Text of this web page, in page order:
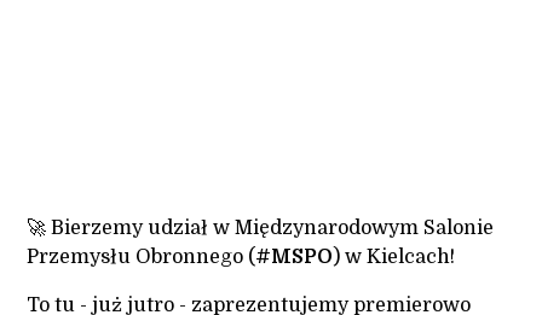
🚀 Bierzemy udział w Międzynarodowym Salonie
Przemysłu Obronnego (#MSPO ) w Kielcach!
To tu - już jutro - zaprezentujemy premierowo